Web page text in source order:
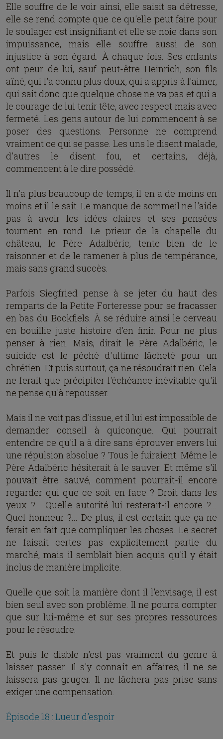
Elle souffre de le voir ainsi, elle saisit sa détresse,
elle se rend compte que ce qu'elle peut faire pour
le soulager est insignifiant et elle se noie dans son
impuissance, mais elle souffre aussi de son
injustice à son égard. À chaque fois. Ses enfants
ont peur de lui, sauf peut-être Heinrich, son fils
aîné, qui l'a connu plus doux, qui a appris à l'aimer,
qui sait donc que quelque chose ne va pas et qui a
le courage de lui tenir tête, avec respect mais avec
fermeté. Les gens autour de lui commencent à se
poser des questions. Personne ne comprend
vraiment ce qui se passe. Les uns le disent malade,
d'autres le disent fou, et certains, déjà,
commencent à le dire possédé.
Il n'a plus beaucoup de temps, il en a de moins en
moins et il le sait. Le manque de sommeil ne l'aide
pas à avoir les idées claires et ses pensées
tournent en rond. Le prieur de la chapelle du
château, le Père Adalbéric, tente bien de le
raisonner et de le ramener à plus de tempérance,
mais sans grand succès.
Parfois Siegfried pense à se jeter du haut des
remparts de la Petite Forteresse pour se fracasser
en bas du Bockfiels. À se réduire ainsi le cerveau
en bouillie juste histoire d'en finir. Pour ne plus
penser à rien. Mais, dirait le Père Adalbéric, le
suicide est le péché d'ultime lâcheté pour un
chrétien. Et puis surtout, ça ne résoudrait rien. Cela
ne ferait que précipiter l'échéance inévitable qu'il
ne pense qu'à repousser.
Mais il ne voit pas d'issue, et il lui est impossible de
demander conseil à quiconque. Qui pourrait
entendre ce qu'il a à dire sans éprouver envers lui
une répulsion absolue ? Tous le fuiraient. Même le
Père Adalbéric hésiterait à le sauver. Et même s'il
pouvait être sauvé, comment pourrait-il encore
regarder qui que ce soit en face ? Droit dans les
yeux ?... Quelle autorité lui resterait-il encore ?...
Quel honneur ?... De plus, il est certain que ça ne
ferait en fait que compliquer les choses. Le secret
ne faisait certes pas explicitement partie du
marché, mais il semblait bien acquis qu'il y était
inclus de manière implicite.
Quelle que soit la manière dont il l'envisage, il est
bien seul avec son problème. Il ne pourra compter
que sur lui-même et sur ses propres ressources
pour le résoudre.
Et puis le diable n'est pas vraiment du genre à
laisser passer. Il s'y connaît en affaires, il ne se
laissera pas gruger. Il ne lâchera pas prise sans
exiger une compensation.
Épisode 18 : Lueur d'espoir